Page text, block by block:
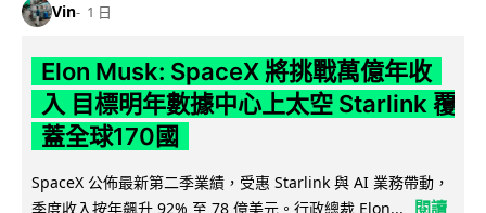
Vin 1 日
Elon Musk: SpaceX 將挑戰萬億年收
入 目標明年數據中心上太空 Starlink 覆
蓋全球170國
SpaceX 公佈最新第二季業績，受惠 Starlink 與 AI 業務帶動，
季度收入按年飆升 92% 至 78 億美元。行政總裁 Elon...
閱讀